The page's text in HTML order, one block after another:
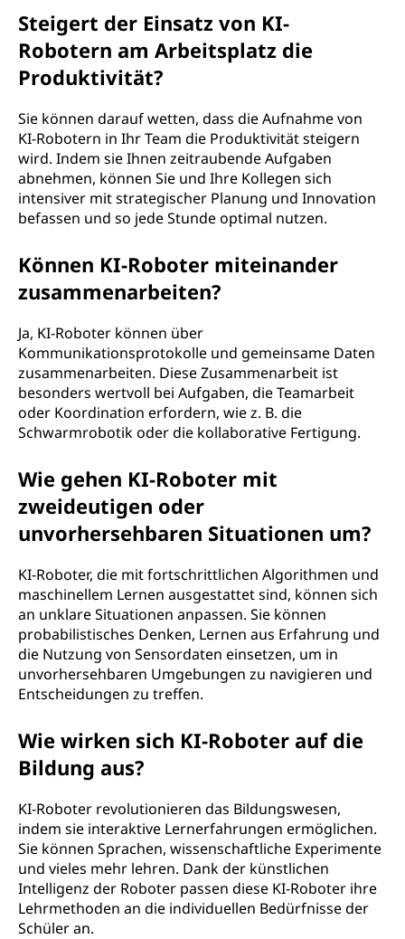
Steigert der Einsatz von KI-
Robotern am Arbeitsplatz die
Produktivität?
Sie können darauf wetten, dass die Aufnahme von
KI-Robotern in Ihr Team die Produktivität steigern
wird. Indem sie Ihnen zeitraubende Aufgaben
abnehmen, können Sie und Ihre Kollegen sich
intensiver mit strategischer Planung und Innovation
befassen und so jede Stunde optimal nutzen.
Können KI-Roboter miteinander
zusammenarbeiten?
Ja, KI-Roboter können über
Kommunikationsprotokolle und gemeinsame Daten
zusammenarbeiten. Diese Zusammenarbeit ist
besonders wertvoll bei Aufgaben, die Teamarbeit
oder Koordination erfordern, wie z. B. die
Schwarmrobotik oder die kollaborative Fertigung.
Wie gehen KI-Roboter mit
zweideutigen oder
unvorhersehbaren Situationen um?
KI-Roboter, die mit fortschrittlichen Algorithmen und
maschinellem Lernen ausgestattet sind, können sich
an unklare Situationen anpassen. Sie können
probabilistisches Denken, Lernen aus Erfahrung und
die Nutzung von Sensordaten einsetzen, um in
unvorhersehbaren Umgebungen zu navigieren und
Entscheidungen zu treffen.
Wie wirken sich KI-Roboter auf die
Bildung aus?
KI-Roboter revolutionieren das Bildungswesen,
indem sie interaktive Lernerfahrungen ermöglichen.
Sie können Sprachen, wissenschaftliche Experimente
und vieles mehr lehren. Dank der künstlichen
Intelligenz der Roboter passen diese KI-Roboter ihre
Lehrmethoden an die individuellen Bedürfnisse der
Schüler an.